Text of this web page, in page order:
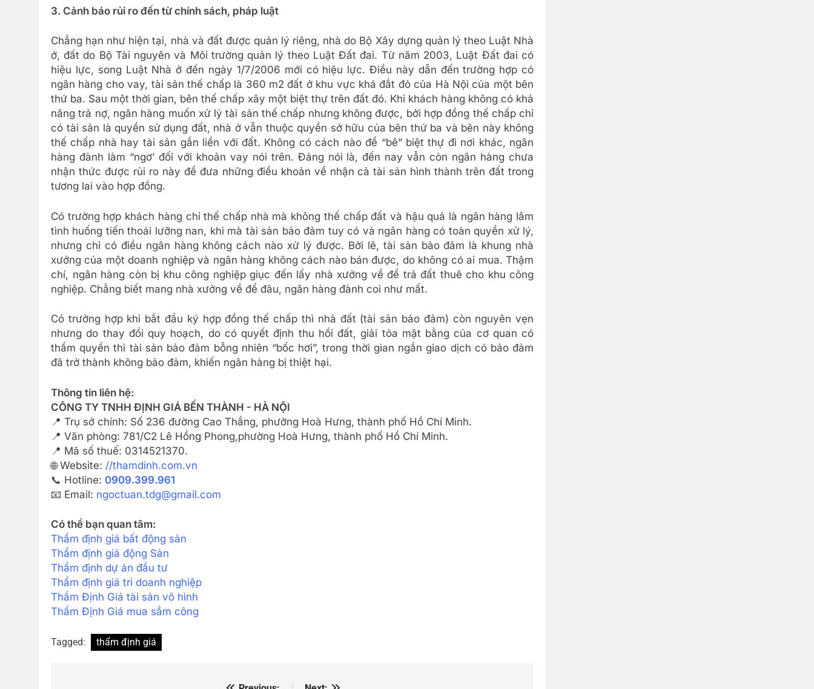
3. Cảnh báo rủi ro đến từ chính sách, pháp luật
Chẳng hạn như hiện tại, nhà và đất được quản lý riêng, nhà do Bộ Xây dựng quản lý theo Luật Nhà
ở, đất do Bộ Tài nguyên và Môi trường quản lý theo Luật Đất đai. Từ năm 2003, Luật Đất đai có
hiệu lực, song Luật Nhà ở đến ngày 1/7/2006 mới có hiệu lực. Điều này dẫn đến trường hợp có
ngân hàng cho vay, tài sản thế chấp là 360 m2 đất ở khu vực khá đắt đỏ của Hà Nội của một bên
thứ ba. Sau một thời gian, bên thế chấp xây một biệt thự trên đất đó. Khi khách hàng không có khả
năng trả nợ, ngân hàng muốn xử lý tài sản thế chấp nhưng không được, bởi hợp đồng thế chấp chỉ
có tài sản là quyền sử dụng đất, nhà ở vẫn thuộc quyền sở hữu của bên thứ ba và bên này không
thế chấp nhà hay tài sản gắn liền với đất. Không có cách nào để “bê” biệt thự đi nơi khác, ngân
hàng đành làm “ngơ’ đối với khoản vay nói trên. Đáng nói là, đến nay vẫn còn ngân hàng chưa
nhận thức được rủi ro này để đưa những điều khoản về nhận cả tài sản hình thành trên đất trong
tương lai vào hợp đồng.
Có trường hợp khách hàng chỉ thế chấp nhà mà không thế chấp đất và hậu quả là ngân hàng lâm
tình huống tiến thoái lưỡng nan, khi mà tài sản bảo đảm tuy có và ngân hàng có toàn quyền xử lý,
nhưng chỉ có điều ngân hàng không cách nào xử lý được. Bởi lẽ, tài sản bảo đảm là khung nhà
xưởng của một doanh nghiệp và ngân hàng không cách nào bán được, do không có ai mua. Thậm
chí, ngân hàng còn bị khu công nghiệp giục đến lấy nhà xưởng về để trả đất thuê cho khu công
nghiệp. Chẳng biết mang nhà xưởng về để đâu, ngân hàng đành coi như mất.
Có trường hợp khi bắt đầu ký hợp đồng thế chấp thì nhà đất (tài sản bảo đảm) còn nguyên vẹn
nhưng do thay đổi quy hoạch, do có quyết định thu hồi đất, giải tỏa mặt bằng của cơ quan có
thẩm quyền thì tài sản bảo đảm bỗng nhiên “bốc hơi”, trong thời gian ngắn giao dịch có bảo đảm
đã trở thành không bảo đảm, khiến ngân hàng bị thiệt hại.
Thông tin liên hệ:
CÔNG TY TNHH ĐỊNH GIÁ BẾN THÀNH - HÀ NỘI
📍 Trụ sở chính: Số 236 đường Cao Thắng, phường Hoà Hưng, thành phố Hồ Chí Minh.
📍 Văn phòng: 781/C2 Lê Hồng Phong,phường Hoà Hưng, thành phố Hồ Chí Minh.
📍 Mã số thuế: 0314521370.
🌐 Website: //thamdinh.com.vn
📞 Hotline: 0909.399.961
📧 Email: ngoctuan.tdg@gmail.com
Có thể bạn quan tâm:
Thẩm định giá bất động sản
Thẩm định giá động Sản
Thẩm định dự án đầu tư
Thẩm định giá tri doanh nghiệp
Thẩm Định Giá tài sản vô hình
Thẩm Định Giá mua sắm công
Tagged: thẩm định giá